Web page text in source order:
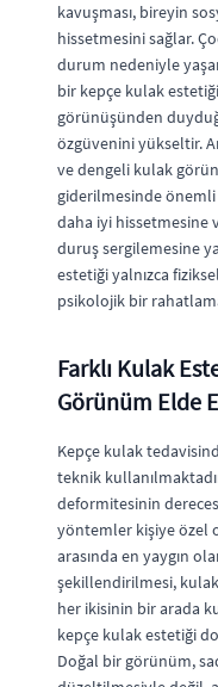
kavuşması, bireyin
hissetmesini sağlar.
durum nedeniyle
bir kepçe kulak
görünüşünden
özgüvenini yükseltir.
ve dengeli kulak
giderilmesinde
daha iyi hissetmesine
duruş sergilemesine
estetiği yalnızca
psikolojik bir
Farklı Kulak
Görünüm Elde
Kepçe kulak
teknik
deformitesinin
yöntemler kişiye özel
arasında en yaygın
şekillendirilmesi, kulak
her ikisinin bir arada
kepçe kulak estetiği
Doğal bir görünüm,